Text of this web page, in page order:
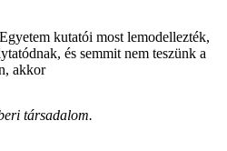
kutatói most lemodellezték,
és semmit nem teszünk a
akkor
társadalom.